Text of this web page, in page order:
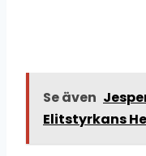
Se även
Elitstyrkans